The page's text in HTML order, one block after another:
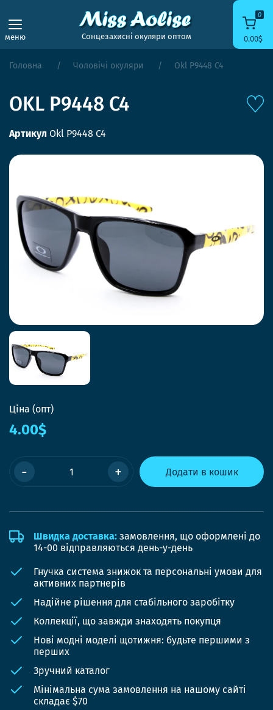
меню Сонцезахисні окуляри оптом
0
0.00$
Головна Чоловічі окуляри Okl P9448 C4
OKL P9448 C4
Артикул Okl P9448 C4
Ціна (опт)
4.00$
- + Додати в кошик
Швидка доставка: замовлення, що оформлені до
14-00 відправляються день-у-день
Гнучка система знижок та персональні умови для
активних партнерів
Надійне рішення для стабільного заробітку
Коллекції, що завжди знаходять покупця
Нові модні моделі щотижня: будьте першими з
перших
Зручний каталог
Мінімальна сума замовлення на нашому сайті
складає $70